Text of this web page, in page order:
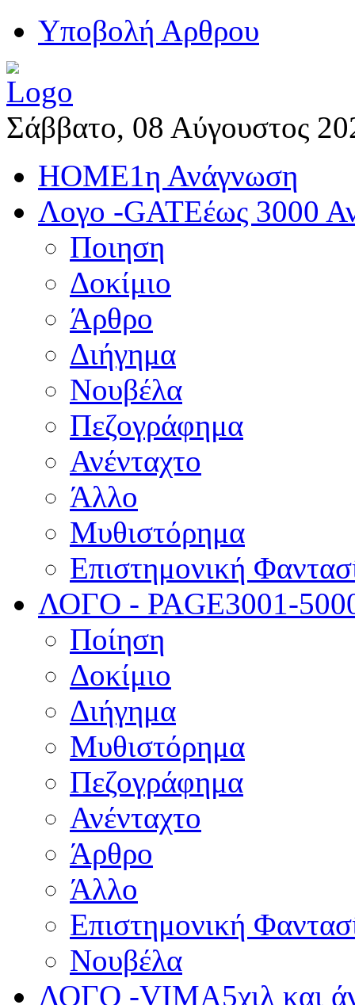
Yποβολή Αρθρου
Σάββατο, 08 Αύγουστος
HOME1η Ανάγνωση
Λογο -GATEέως 3000
Ποιηση
Δοκίμιο
Άρθρο
Διήγημα
Νουβέλα
Πεζογράφημα
Ανένταχτο
Άλλο
Μυθιστόρημα
Επιστημονική
ΛΟΓΟ - PAGE3001-
Ποίηση
Δοκίμιο
Διήγημα
Μυθιστόρημα
Πεζογράφημα
Ανένταχτο
Άρθρο
Άλλο
Επιστημονική
Νουβέλα
ΛΟΓΟ -VIMA5χιλ και